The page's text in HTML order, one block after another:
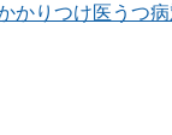
かりつけ医うつ